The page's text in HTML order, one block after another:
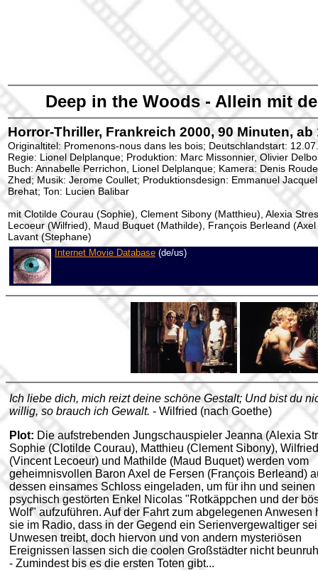
Deep in the Woods - Allein mit
Horror-Thriller, Frankreich 2000, 90 Minuten, ab
Originaltitel: Promenons-nous dans les bois; Deutschlandstart:
Regie: Lionel Delplanque; Produktion: Marc Missonnier, Olivier
Buch: Annabelle Perrichon, Lionel Delplanque; Kamera: Denis
Zhed; Musik: Jerome Coullet; Produktionsdesign: Emmanuel
Brehat; Ton: Lucien Balibar
mit Clotilde Courau (Sophie), Clement Sibony (Matthieu), Alexia
Lecoeur (Wilfried), Maud Buquet (Mathilde), François Berleand
Lavant (Stephane)
Internet Movie Database (de/us)
Ich liebe dich, mich reizt deine schöne Gestalt; Und bist du
willig, so brauch ich Gewalt. - Wilfried (nach Goethe)
Plot: Die aufstrebenden Jungschauspieler Jeanna (Alexia
Sophie (Clotilde Courau), Matthieu (Clement Sibony), Wilfried
(Vincent Lecoeur) und Mathilde (Maud Buquet) werden vom
geheimnisvollen Baron Axel de Fersen (François Berleand)
dessen einsames Schloss eingeladen, um für ihn und seinen
psychisch gestörten Enkel Nicolas "Rotkäppchen und der
Wolf" aufzuführen. Auf der Fahrt zum abgelegenen Anwesen
sie im Radio, dass in der Gegend ein Serienvergewaltiger
Unwesen treibt, doch hiervon und von andern mysteriösen
Ereignissen lassen sich die coolen Großstädter nicht
- Zumindest bis es die ersten Toten gibt...